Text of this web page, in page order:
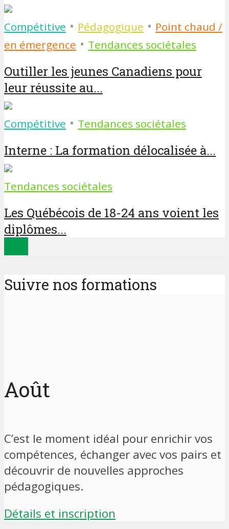
Compétitive • Pédagogique • Point chaud /
en émergence • Tendances sociétales
Outiller les jeunes Canadiens pour
leur réussite au...
Compétitive • Tendances sociétales
Interne : La formation délocalisée à...
Tendances sociétales
Les Québécois de 18-24 ans voient les
diplômes...
Suivre nos formations
Août
C’est le moment idéal pour enrichir vos
compétences, échanger avec vos pairs et
découvrir de nouvelles approches
pédagogiques.
Détails et inscription